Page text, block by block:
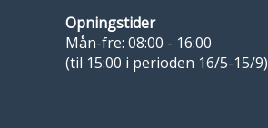
Opningstider
Mån-fre: 08:00 - 16:00
(til 15:00 i perioden 16/5-15/9)